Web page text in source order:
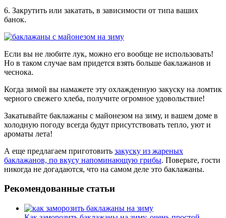
6. Закрутить или закатать, в зависимости от типа ваших
банок.
Если вы не любите лук, можно его вообще не использовать!
Но в таком случае вам придется взять больше баклажанов и
чеснока.
Когда зимой вы намажете эту охлажденную закуску на ломтик
черного свежего хлеба, получите огромное удовольствие!
Закатывайте баклажаны с майонезом на зиму, и вашем доме в
холодную погоду всегда будут присутствовать тепло, уют и
ароматы лета!
А еще предлагаем приготовить закуску из жареных
баклажанов, по вкусу напоминающую грибы. Поверьте, гости
никогда не догадаются, что на самом деле это баклажаны.
Рекомендованные статьи